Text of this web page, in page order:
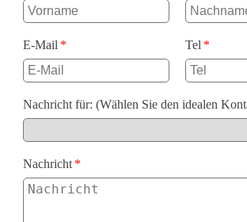
E-Mail Tel
Nachricht für: (Wählen Sie den idealen
Nachricht